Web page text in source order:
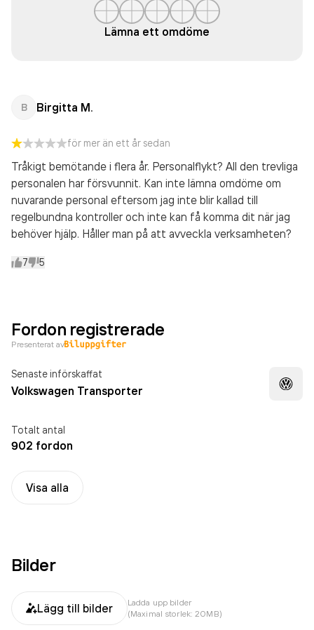
Lämna ett omdöme
B Birgitta M.
för mer än ett år sedan
Tråkigt bemötande i flera år. Personalflykt? All den trevliga
personalen har försvunnit. Kan inte lämna omdöme om
nuvarande personal eftersom jag inte blir kallad till
regelbundna kontroller och inte kan få komma dit när jag
behöver hjälp. Håller man på att avveckla verksamheten?
7 5
Fordon registrerade
Presenterat av
Senaste införskaffat
Volkswagen Transporter
Totalt antal
902 fordon
Visa alla
Bilder
Lägg till bilder
Ladda upp bilder
(Maximal storlek: 20MB)